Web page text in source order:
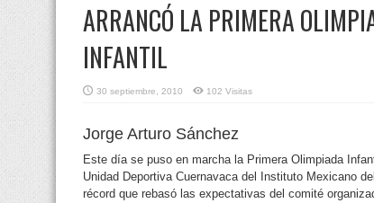
ARRANCÓ LA PRIMERA
INFANTIL
30 septiembre, 2010 102 Visitas
Jorge Arturo Sánchez
Este día se puso en marcha la Primera Olimpiada
Unidad Deportiva Cuernavaca del Instituto Mexicano
récord que rebasó las expectativas del comité